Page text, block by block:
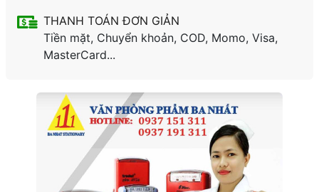
THANH TOÁN ĐƠN GIẢN
Tiền mặt, Chuyển khoản, COD, Momo, Visa,
MasterCard...